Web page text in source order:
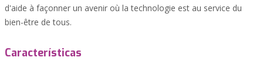
d'aide à façonner un avenir où la technologie est au service du
bien-être de tous.
Características